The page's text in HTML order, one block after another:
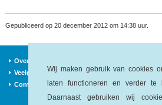
Wij maken gebruik van cookies
laten functioneren en verder te
Daarnaast gebruiken wij
Gepubliceerd op 20 december 2012 om 14:38 uur.
Over ons
Veelgestelde vragen
Begrippen
Contact